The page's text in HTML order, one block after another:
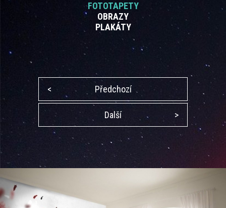
FOTOTAPETY
OBRAZY
PLAKÁTY
< Předchozí
Další >